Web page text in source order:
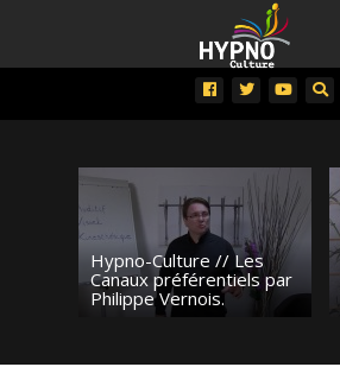
Hypno-Culture // Les
Canaux préférentiels par
Philippe Vernois.